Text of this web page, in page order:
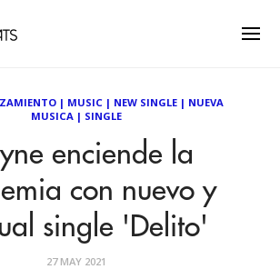
| MUSIC | NEW SINGLE | NUEVA
MUSICA | SINGLE
enciende la
con nuevo y
single 'Delito'
27 MAY 2021